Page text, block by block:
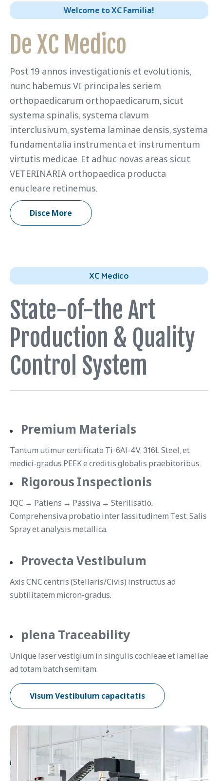
Welcome to XC Familia!
De XC Medico
Post 19 annos investigationis et evolutionis,
nunc habemus VI principales seriem
orthopaedicarum orthopaedicarum, sicut
systema spinalis, systema clavum
interclusivum, systema laminae densis, systema
fundamentalia instrumenta et instrumentum
virtutis medicae. Et adhuc novas areas sicut
VETERINARIA orthopaedica producta
enucleare retinemus.
Disce More
XC Medico
State-of-the Art
Production & Quality
Control System
Premium Materials
Tantum utimur certificato Ti-6Al-4V, 316L Steel, et
medici-gradus PEEK e creditis globalis praebitoribus.
Rigorous Inspectionis
IQC → Patiens → Passiva → Sterilisatio.
Comprehensiva probatio inter lassitudinem Test, Salis
Spray et analysis metallica.
Provecta Vestibulum
Axis CNC centris (Stellaris/Civis) instructus ad
subtilitatem micron-gradus.
plena Traceability
Unique laser vestigium in singulis cochleae et lamellae
ad totam batch semitam.
Visum Vestibulum capacitatis